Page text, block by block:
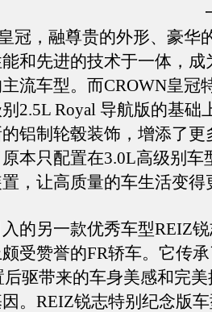
一
冠，融尊贵的外形、豪华
和先进的技术于一体，成
流车型。而CROWN皇冠
2.5L Royal 导航版的基础
铝制轮毂装饰，增添了更
本只配置在3.0L高级别车
，让高质量的车生活变得
另一款优秀车型REIZ锐
受赞誉的FR轿车。它传
驱带来的车身美感和完
。REIZ锐志特别纪念版